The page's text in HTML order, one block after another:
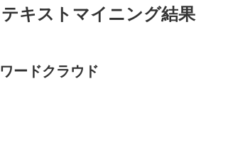
テキストマイニング結果
ワードクラウド